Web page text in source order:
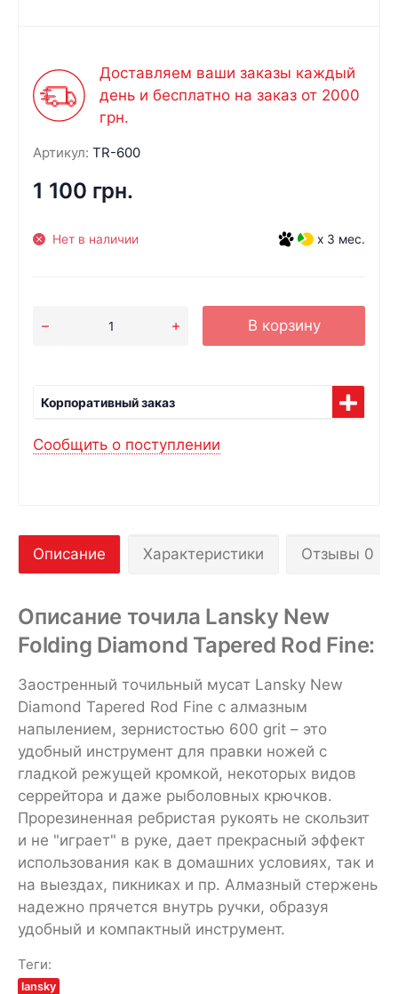
Доставляем ваши заказы каждый
день и бесплатно на заказ от 2000
грн.
Артикул: TR-600
1 100 грн.
Нет в наличии x 3 мес.
В корзину
Корпоративный заказ
Сообщить о поступлении
Описание Характеристики Отзывы 0
Описание точила Lansky New
Folding Diamond Tapered Rod Fine:
Заостренный точильный мусат Lansky New
Diamond Tapered Rod Fine с алмазным
напылением, зернистостью 600 grit – это
удобный инструмент для правки ножей с
гладкой режущей кромкой, некоторых видов
серрейтора и даже рыболовных крючков.
Прорезиненная ребристая рукоять не скользит
и не "играет" в руке, дает прекрасный эффект
использования как в домашних условиях, так и
на выездах, пикниках и пр. Алмазный стержень
надежно прячется внутрь ручки, образуя
удобный и компактный инструмент.
Теги:
lansky